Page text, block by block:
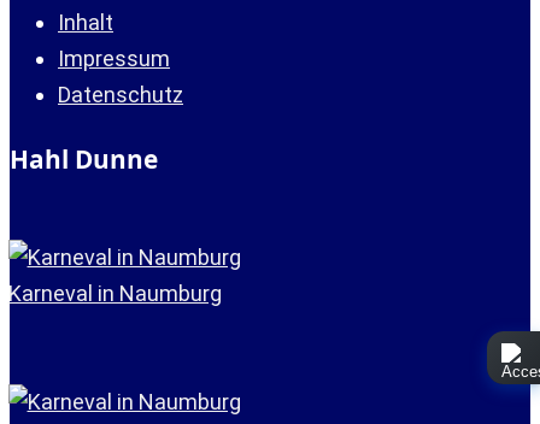
Inhalt
Impressum
Datenschutz
Hahl Dunne
Karneval in Naumburg